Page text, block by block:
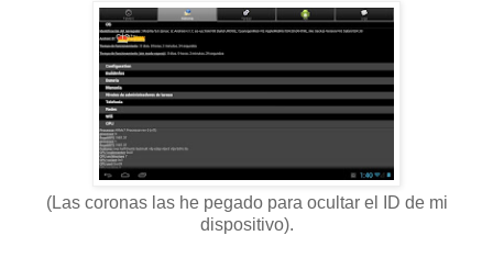
(Las coronas las he pegado para ocultar el ID de mi
dispositivo).